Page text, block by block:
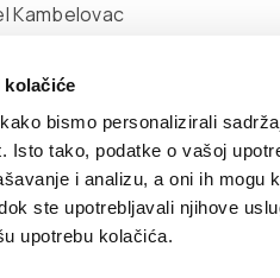
bismo personalizirali
Isto tako, podatke o vašoj
i analizu, a oni ih mogu
ste upotrebljavali njihove
upotrebu kolačića.
Kambelovac
Developed by:Nove